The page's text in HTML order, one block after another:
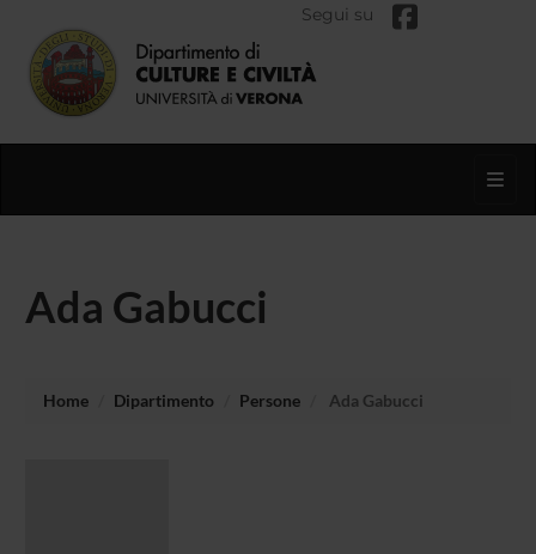
Segui su
Ada Gabucci
Home Dipartimento Persone Ada Gabucci